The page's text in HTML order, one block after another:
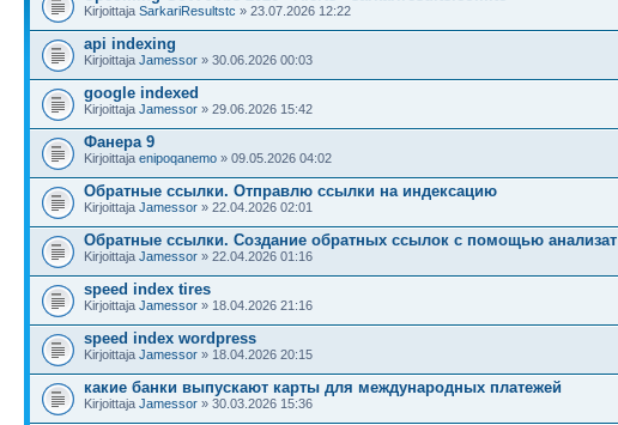
Kirjoittaja SarkariResultstc » 23.07.2026 12:22
api indexing
Kirjoittaja Jamessor » 30.06.2026 00:03
google indexed
Kirjoittaja Jamessor » 29.06.2026 15:42
Фанера 9
Kirjoittaja enipoqanemo » 09.05.2026 04:02
Обратные ссылки. Отправлю ссылки на индексацию
Kirjoittaja Jamessor » 22.04.2026 02:01
Обратные ссылки. Создание обратных ссылок с помощью анализат
Kirjoittaja Jamessor » 22.04.2026 01:16
speed index tires
Kirjoittaja Jamessor » 18.04.2026 21:16
speed index wordpress
Kirjoittaja Jamessor » 18.04.2026 20:15
какие банки выпускают карты для международных платежей
Kirjoittaja Jamessor » 30.03.2026 15:36